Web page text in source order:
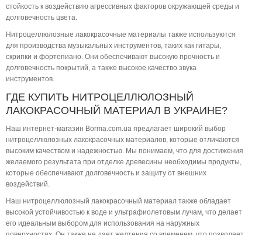
стойкость к воздействию агрессивных факторов окружающей среды и
долговечность цвета.
Нитроцеллюлозные лакокрасочные материалы также используются
для производства музыкальных инструментов, таких как гитары,
скрипки и фортепиано. Они обеспечивают высокую прочность и
долговечность покрытий, а также высокое качество звука
инструментов.
ГДЕ КУПИТЬ НИТРОЦЕЛЛЮЛОЗНЫЙ
ЛАКОКРАСОЧНЫЙ МАТЕРИАЛ В УКРАИНЕ?
Наш интернет-магазин Borma.com.ua предлагает широкий выбор
нитроцеллюлозных лакокрасочных материалов, которые отличаются
высоким качеством и надежностью. Мы понимаем, что для достижения
желаемого результата при отделке древесины необходимы продукты,
которые обеспечивают долговечность и защиту от внешних
воздействий.
Наш нитроцеллюлозный лакокрасочный материал также обладает
высокой устойчивостью к воде и ультрафиолетовым лучам, что делает
его идеальным выбором для использования на наружных